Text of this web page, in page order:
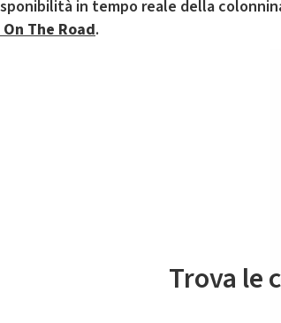
in tempo reale della
The Road.
Il servizio di mobilità
Trova le